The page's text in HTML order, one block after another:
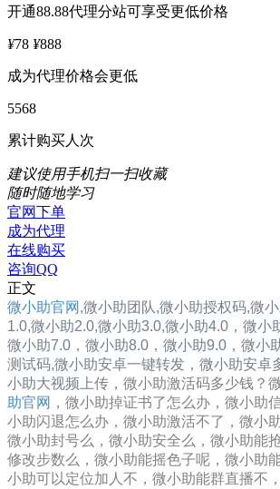
开通88.88代理分站可享受更低价格
¥78 ¥888
成为代理价格会更低
5568
累计购买人次
建议使用手机扫一扫收藏
随时随地学习
官网下单
成为代理
在线购买
咨询QQ
正文
微小助官网 ,微小助团队,微小助授权码,微
1.0,微小助2.0,微小助3.0,微小助4.0， 微小
微小助7.0， 微小助8.0， 微小助9.0， 微小
测试码,微小助安卓一键转发， 微小助安卓
小助大视频上传， 微小助激活码多少钱？
助官网 ，微小助掉证书了怎么办，微小助
小助闪退怎么办，微小助激活不了，微小
微小助封号么，微小助安全么，微小助能
修改步数么，微小助能摇色子呢，微小助
小助可以定位加人不，微小助能群直播不